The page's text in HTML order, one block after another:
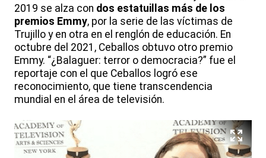
2019 se alza con dos estatuillas más de los
premios Emmy, por la serie de las víctimas de
Trujillo y en otra en el renglón de educación. En
octubre del 2021, Ceballos obtuvo otro premio
Emmy. “¿Balaguer: terror o democracia?” fue el
reportaje con el que Ceballos logró ese
reconocimiento, que tiene transcendencia
mundial en el área de televisión.